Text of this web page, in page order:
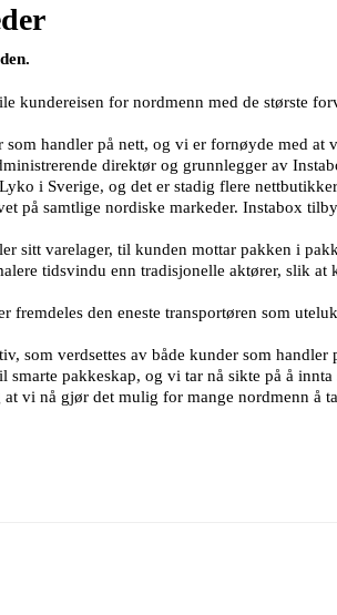
kundereisen for nordmenn med de største
handler på nett, og vi er fornøyde med at
direktør og grunnlegger av
i Sverige, og det er stadig flere
på samtlige nordiske markeder. Instabox
sitt varelager, til kunden mottar pakken i
tidsvindu enn tradisjonelle aktører, slik at
den eneste transportøren som
verdsettes av både kunder som handler
pakkeskap, og vi tar nå sikte på å
vi nå gjør det mulig for mange nordmenn å